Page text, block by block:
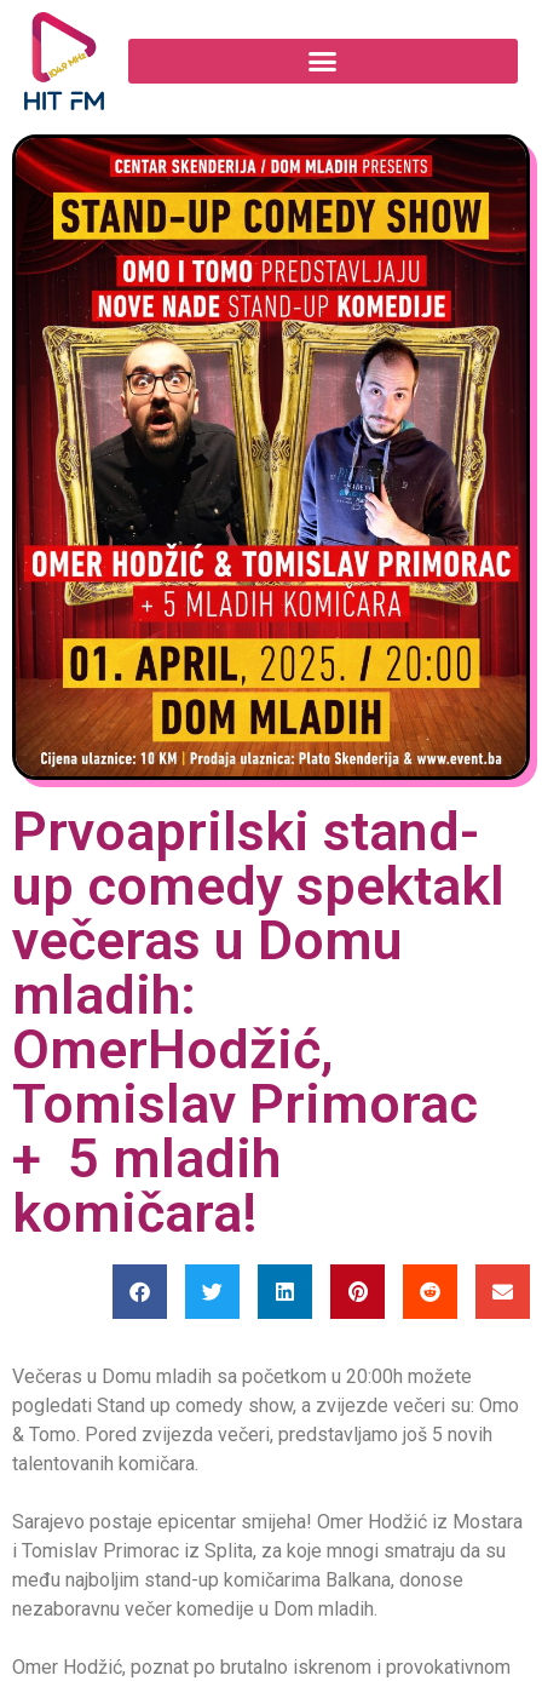
Prvoaprilski stand-
up comedy spektakl
večeras u Domu
mladih:
OmerHodžić,
Tomislav Primorac
+ 5 mladih
komičara!
Večeras u Domu mladih sa početkom u 20:00h možete
pogledati Stand up comedy show, a zvijezde večeri su: Omo
& Tomo. Pored zvijezda večeri, predstavljamo još 5 novih
talentovanih komičara.
Sarajevo postaje epicentar smijeha! Omer Hodžić iz Mostara
i Tomislav Primorac iz Splita, za koje mnogi smatraju da su
među najboljim stand-up komičarima Balkana, donose
nezaboravnu večer komedije u Dom mladih.
Omer Hodžić, poznat po brutalno iskrenom i provokativnom